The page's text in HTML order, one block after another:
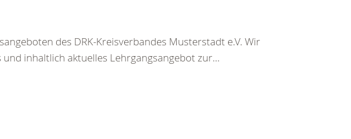
des DRK-Kreisverbandes Musterstadt e.V. Wir
inhaltlich aktuelles Lehrgangsangebot zur...